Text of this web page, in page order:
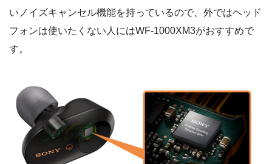
いノイズキャンセル機能を持っているので、外ではヘッド
フォンは使いたくない人にはWF-1000XM3がおすすめで
す。